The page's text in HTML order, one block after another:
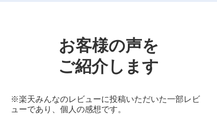
お客様の声を
ご紹介します
※楽天みんなのレビューに投稿いただいた一部レビ
ューであり、個人の感想です。